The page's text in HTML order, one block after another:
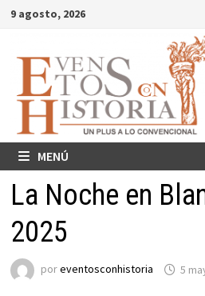
Saltar
contenido
9 agosto, 2026
MENÚ
La Noche en
2025
poreventosconhistoria 5